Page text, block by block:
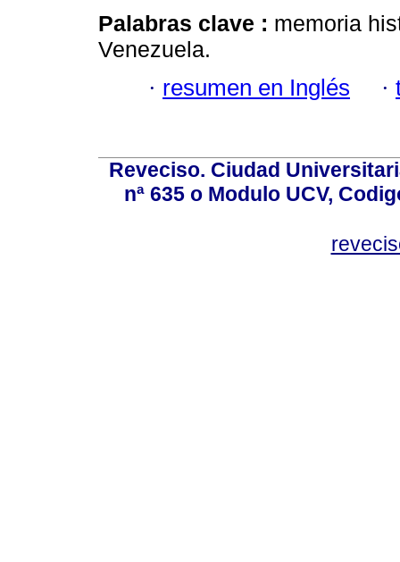
Palabras clave : memoria
Venezuela.
· resumen en Inglés ·
Reveciso. Ciudad
nª 635 o Modulo UCV,